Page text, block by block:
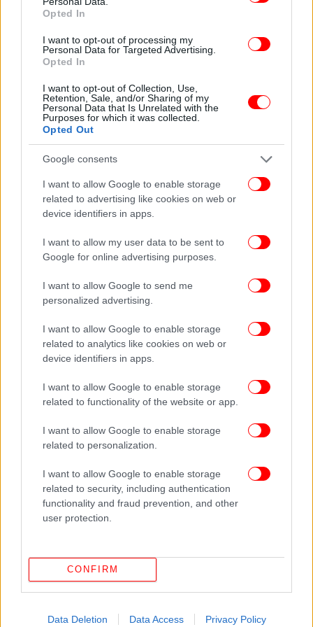
Opted In
I want to opt-out of processing my
Personal Data for Targeted Advertising.
Opted In
I want to opt-out of Collection, Use,
Retention, Sale, and/or Sharing of my
Personal Data that Is Unrelated with the
Purposes for which it was collected.
Opted Out
Google consents
I want to allow Google to enable storage
related to advertising like cookies on web or
device identifiers in apps.
I want to allow my user data to be sent to
Google for online advertising purposes.
I want to allow Google to send me
personalized advertising.
I want to allow Google to enable storage
related to analytics like cookies on web or
device identifiers in apps.
I want to allow Google to enable storage
related to functionality of the website or app.
I want to allow Google to enable storage
related to personalization.
I want to allow Google to enable storage
related to security, including authentication
functionality and fraud prevention, and other
user protection.
CONFIRM
Data Deletion Data Access Privacy Policy
Φωτογραφίες: arcadia938.gr
Ακολουθήστε το στο Google News
Δείτε όλες τις τελευταίες Ειδήσειςαπό την Ελλάδα και τον Κόσμο,
ΑΕΡΟΣΚΆΦΟΣ